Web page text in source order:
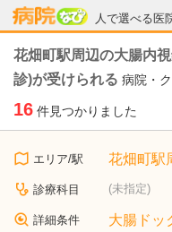
人で選べる医
病院なび
花畑町駅周辺の大腸内
診)が受けられる 病院・
16 件見つかりました
エリア/駅 花畑町駅
診療科目 (未指定)
詳細条件 大腸ドッ